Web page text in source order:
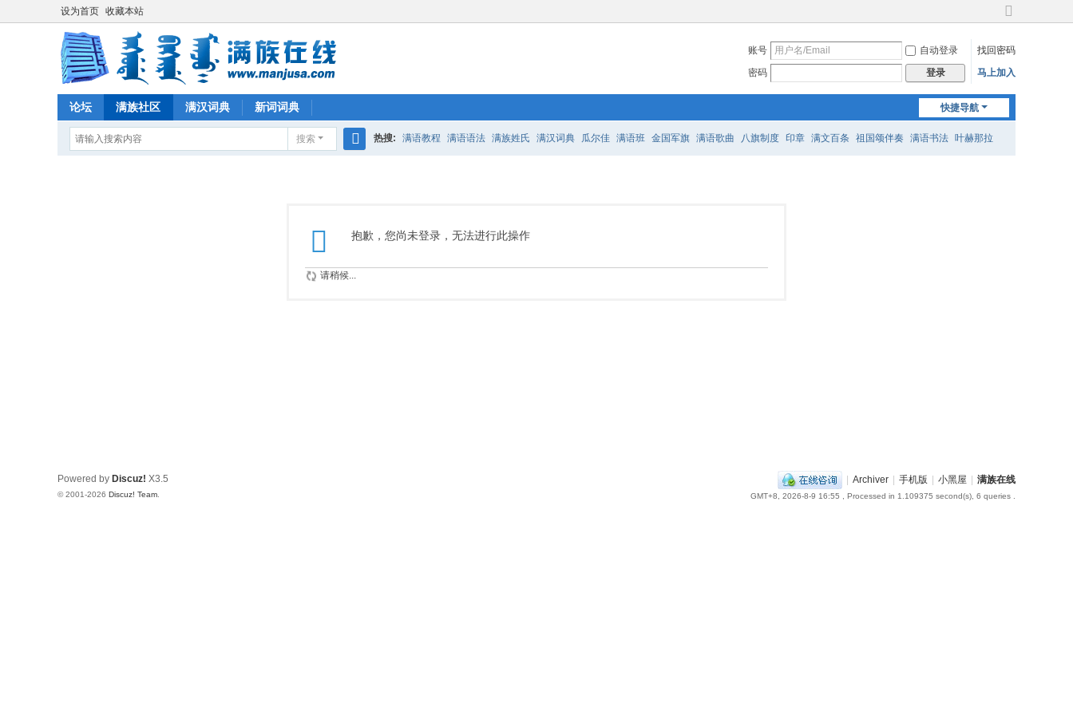
设为首页 收藏本站
切
到
宽
账号 自动登录
找回密码
密码
登录 马上加入
快捷导航
论坛 满族社区 满汉词典 新词词典
搜索 热搜: 满语教程 满语语法 满族姓氏 满汉词典 瓜尔佳 满语班 金国军旗 满语歌曲 八旗制度 印章 满文百条 祖国颂伴奏 满语书法 叶赫那拉
抱歉，您尚未登录，无法进行此操作
请稍候...
| Archiver | 手机版 | 小黑屋 | 满族在线
GMT+8, 2026-8-9 16:55 , Processed in 1.109375 second(s), 6 queries .
Powered by Discuz! X3.5
© 2001-2026 Discuz! Team